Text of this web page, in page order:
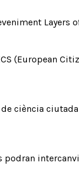
(European
ciència